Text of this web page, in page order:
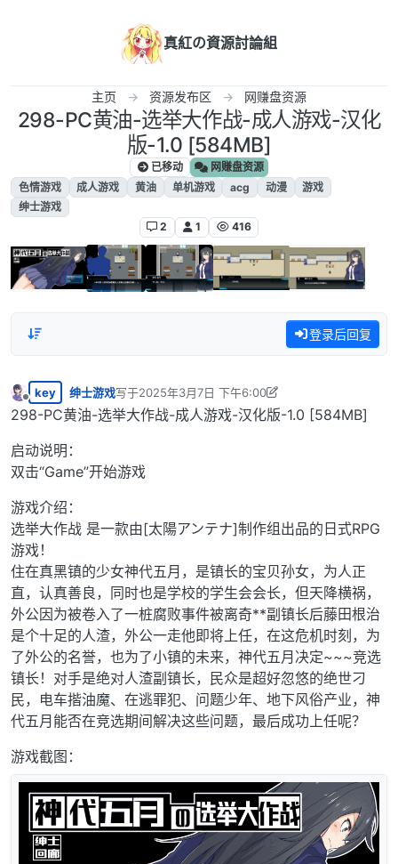
真紅の資源討論組
主页 资源发布区 网赚盘资源
298-PC黄油-选举大作战-成人游戏-汉化
版-1.0 [584MB]
已移动
网赚盘资源
色情游戏
成人游戏 黄油 单机游戏 acg 动漫
游戏
绅士游戏
2
1 416
登录后回复
离线
key 绅士游戏写于2025年3月7日 下午6:00
最后由 绅士游戏 编辑 2025年3月28日 上午11:05
298-PC黄油-选举大作战-成人游戏-汉化版-1.0 [584MB]
启动说明：
双击“Game”开始游戏
游戏介绍：
选举大作战 是一款由[太陽アンテナ]制作组出品的日式RPG
游戏！
住在真黑镇的少女神代五月，是镇长的宝贝孙女，为人正
直，认真善良，同时也是学校的学生会会长，但天降横祸，
外公因为被卷入了一桩腐败事件被离奇**副镇长后藤田根治
是个十足的人渣，外公一走他即将上任，在这危机时刻，为
了外公的名誉，也为了小镇的未来，神代五月决定~~~竞选
镇长！对手是绝对人渣副镇长，民众是超好忽悠的绝世刁
民，电车揩油魔、在逃罪犯、问题少年、地下风俗产业，神
代五月能否在竞选期间解决这些问题，最后成功上任呢？
游戏截图：